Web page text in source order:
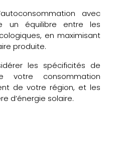
avec
un équilibre entre les
en maximisant
produite.
les spécificités de
votre consommation
de votre région, et les
d’énergie solaire.